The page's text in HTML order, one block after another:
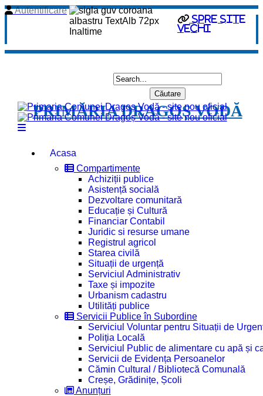
spre site
vechi
Autentificare
PRIMĂRIA DRAGOȘ VODĂ
Acasa
Compartimente
Achiziții publice
Asistență socială
Dezvoltare comunitară
Educație și Cultură
Financiar Contabil
Juridic si resurse umane
Registrul agricol
Starea civilă
Situații de urgență
Serviciul Administrativ
Taxe și impozite
Urbanism cadastru
Utilități publice
Servicii Publice în Subordine
Serviciul Voluntar pentru Situații de
Poliția Locală
Serviciul Public de alimentare cu apă și
Servicii de Evidența Persoanelor
Cămin Cultural / Bibliotecă Comunală
Creșe, Grădinițe, Școli
Anunțuri